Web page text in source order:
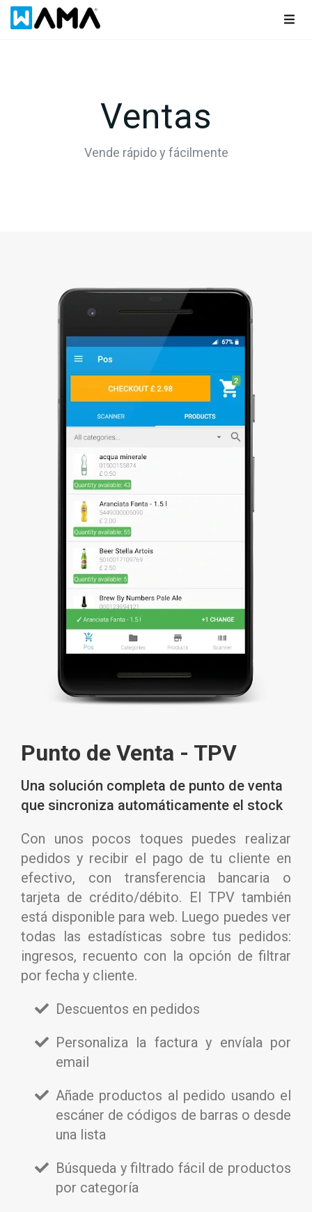
Ventas
Vende rápido y fácilmente
Punto de Venta - TPV
Una solución completa de punto de venta
que sincroniza automáticamente el stock
Con unos pocos toques puedes realizar
pedidos y recibir el pago de tu cliente en
efectivo, con transferencia bancaria o
tarjeta de crédito/débito. El TPV también
está disponible para web. Luego puedes ver
todas las estadísticas sobre tus pedidos:
ingresos, recuento con la opción de filtrar
por fecha y cliente.
Descuentos en pedidos
Personaliza la factura y envíala por
email
Añade productos al pedido usando el
escáner de códigos de barras o desde
una lista
Búsqueda y filtrado fácil de productos
por categoría